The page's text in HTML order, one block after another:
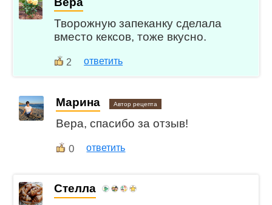
Творожную запеканку сделала
вместо кексов, тоже вкусно.
2 ответить
Марина Автор рецепта
Вера, спасибо за отзыв!
0 ответить
Стелла